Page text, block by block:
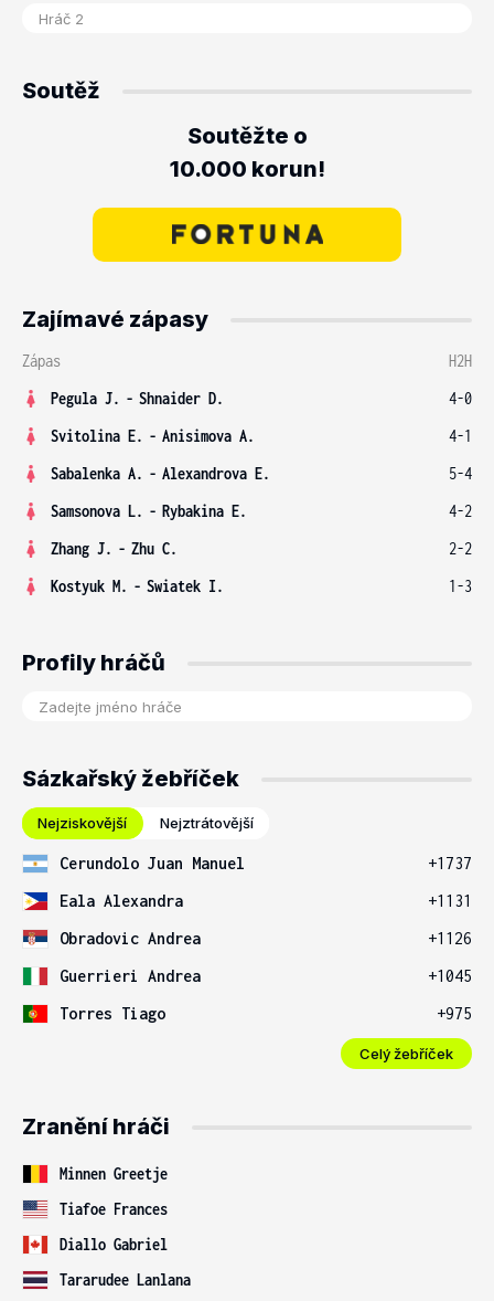
Soutěž
Soutěžte o
10.000 korun!
Zajímavé zápasy
Zápas
H2H
Pegula J. - Shnaider D.
4-0
Svitolina E. - Anisimova A.
4-1
Sabalenka A. - Alexandrova E.
5-4
Samsonova L. - Rybakina E.
4-2
Zhang J. - Zhu C.
2-2
Kostyuk M. - Swiatek I. 1-3
Profily hráčů
Sázkařský žebříček
Nejziskovější Nejztrátovější
Cerundolo Juan Manuel
+1737
Eala Alexandra
+1131
Obradovic Andrea
+1126
Guerrieri Andrea
+1045
Torres Tiago
+975
Celý žebříček
Zranění hráči
Minnen Greetje
Tiafoe Frances
Diallo Gabriel
Tararudee Lanlana